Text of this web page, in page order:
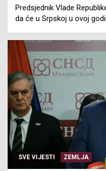
Predsjednik Vlade
da će u Srpskoj u ovoj
SVE VIJESTI ZEMLJA